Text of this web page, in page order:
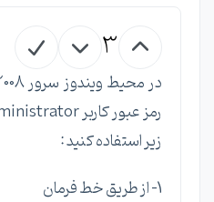
3
زیر استفاده کنید :
1- از طریق خط فرمان